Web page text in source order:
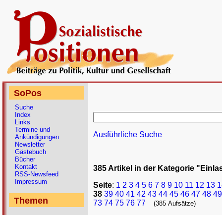
Ausführliche Suche
385 Artikel in der Kategorie
Seite: 1 2 3 4 5 6 7 8 9 10 11 12 13
38 39 40 41 42 43 44 45 46 47 48 49
73 74 75 76 77 (385 Aufsätze)
SoPos
Suche
Index
Links
Termine und
Ankündigungen
Newsletter
Gästebuch
Bücher
Kontakt
RSS-Newsfeed
Impressum
Themen